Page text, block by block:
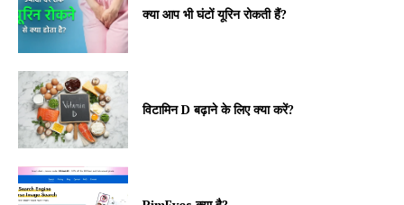
क्या आप भी घंटों यूरिन रोकती हैं?
विटामिन D बढ़ाने के लिए क्या करें?